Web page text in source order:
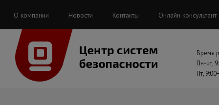
О компании Новости Контакты Онлайн консультант
Время
Пн-чт,
Пт,